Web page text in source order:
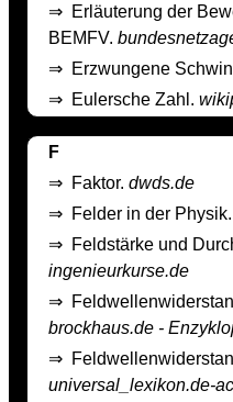
⇒ Erläuterung der
BEMFV.
⇒ Erzwungene
⇒ Eulersche Zahl.
F
⇒ Faktor. dwds.de
⇒ Felder in der Physik.
⇒ Feldstärke und
ingenieurkurse.de
⇒
brockhaus.de -
⇒
universal_lexikon.de-